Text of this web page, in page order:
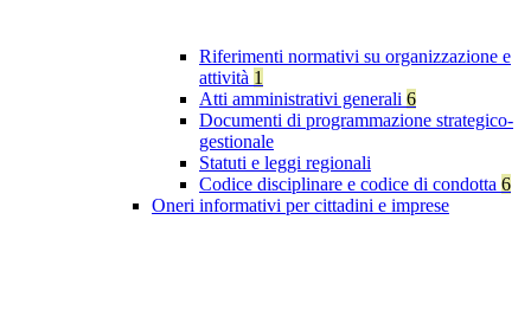
Riferimenti normativi su organizzazione e
attività 1
Atti amministrativi generali 6
Documenti di programmazione strategico-
gestionale
Statuti e leggi regionali
Codice disciplinare e codice di condotta 6
Oneri informativi per cittadini e imprese